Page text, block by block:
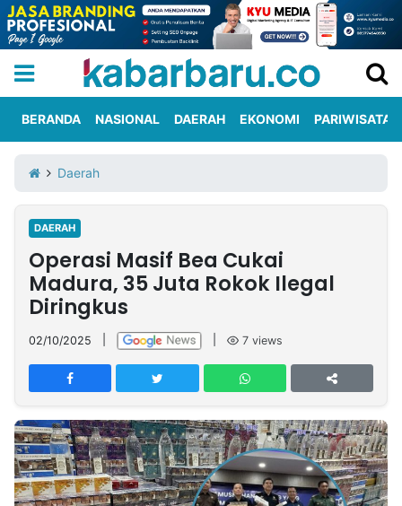
Iklan
Berita
Kami
Nasional
International
Olahraga
Entertainment
Daerah
Pariwisata
Kuliner
Kolom
Network
PT
TREETAN
INDONESIA
Partner
BERANDA NASIONAL DAERAH EKONOMI PARIWISATA
Daerah
DAERAH
Operasi Masif Bea Cukai
Madura, 35 Juta Rokok Ilegal
Diringkus
02/10/2025 7 views